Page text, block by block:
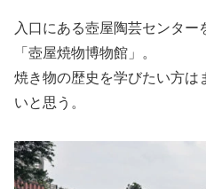
入口にある壺屋陶芸センタ
「壺屋焼物博物館」。
焼き物の歴史を学びたい方は
いと思う。